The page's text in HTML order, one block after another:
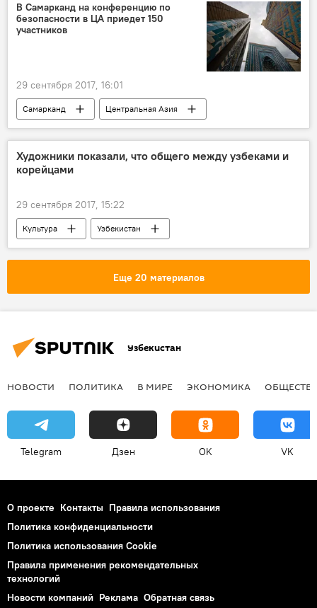
В Самарканд на конференцию по
безопасности в ЦА приедет 150
участников
29 сентября 2017, 16:01
Самарканд
Центральная Азия
Политика
Художники показали, что общего между узбеками и
корейцами
29 сентября 2017, 15:22
Культура
Узбекистан
Южная Корея
Еще 20 материалов
Узбекистан
НОВОСТИ ПОЛИТИКА В МИРЕ ЭКОНОМИКА
Telegram Дзен OK VK
О проекте Контакты Правила использования
Политика конфиденциальности
Политика использования Cookie
Правила применения рекомендательных
технологий
Новости компаний Реклама Обратная связь